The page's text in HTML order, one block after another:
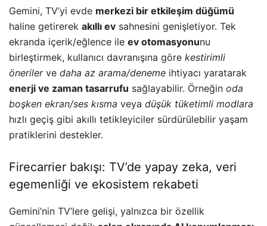
Gemini, TV’yi evde merkezi bir etkileşim düğümü
haline getirerek akıllı ev sahnesini genişletiyor. Tek
ekranda içerik/eğlence ile ev otomasyonunu
birleştirmek, kullanıcı davranışına göre kestirimli
önerilerve daha az arama/deneme ihtiyacı yaratarak
enerji ve zaman tasarrufu sağlayabilir. Örneğin oda
boşken ekran/ses kısma veya düşük tüketimli modlara
hızlı geçiş gibi akıllı tetikleyiciler sürdürülebilir yaşam
pratiklerini destekler.
Firecarrier bakışı: TV’de yapay zeka, veri
egemenliği ve ekosistem rekabeti
Gemini’nin TV’lere gelişi, yalnızca bir özellik